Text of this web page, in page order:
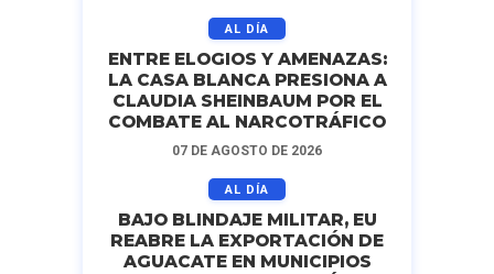
AL DÍA
ENTRE ELOGIOS Y AMENAZAS:
LA CASA BLANCA PRESIONA A
CLAUDIA SHEINBAUM POR EL
COMBATE AL NARCOTRÁFICO
07 DE AGOSTO DE 2026
AL DÍA
BAJO BLINDAJE MILITAR, EU
REABRE LA EXPORTACIÓN DE
AGUACATE EN MUNICIPIOS